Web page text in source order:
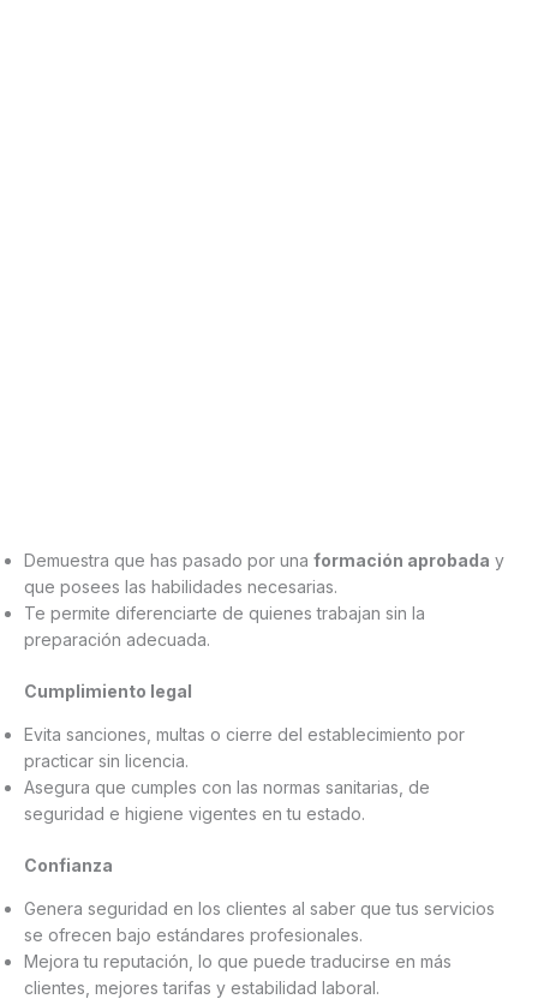
Demuestra que has pasado por una formación aprobada y
que posees las habilidades necesarias.
Te permite diferenciarte de quienes trabajan sin la
preparación adecuada.
Cumplimiento legal
Evita sanciones, multas o cierre del establecimiento por
practicar sin licencia.
Asegura que cumples con las normas sanitarias, de
seguridad e higiene vigentes en tu estado.
Confianza
Genera seguridad en los clientes al saber que tus servicios
se ofrecen bajo estándares profesionales.
Mejora tu reputación, lo que puede traducirse en más
clientes, mejores tarifas y estabilidad laboral.